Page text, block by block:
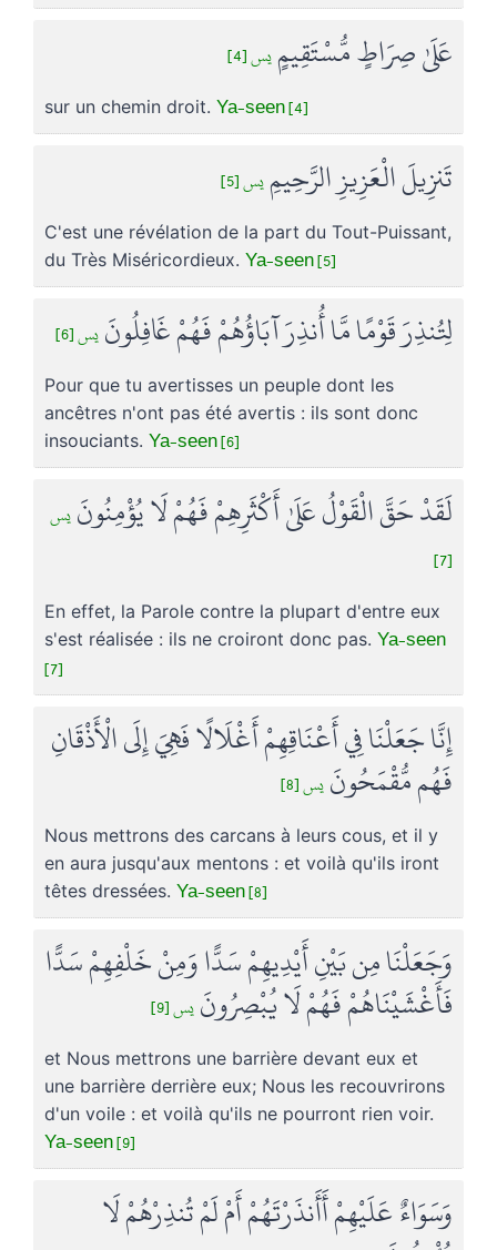
عَلَىٰ صِرَاطٍ مُّسْتَقِيمٍ يس [4]
sur un chemin droit. Ya-seen [4]
تَنزِيلَ الْعَزِيزِ الرَّحِيمِ يس [5]
C'est une révélation de la part du Tout-Puissant,
du Très Miséricordieux. Ya-seen [5]
لِتُنذِرَ قَوْمًا مَّا أُنذِرَ آبَاؤُهُمْ فَهُمْ غَافِلُونَ يس [6]
Pour que tu avertisses un peuple dont les
ancêtres n'ont pas été avertis : ils sont donc
insouciants. Ya-seen [6]
لَقَدْ حَقَّ الْقَوْلُ عَلَىٰ أَكْثَرِهِمْ فَهُمْ لَا يُؤْمِنُونَ يس
[7]
En effet, la Parole contre la plupart d'entre eux
s'est réalisée : ils ne croiront donc pas. Ya-seen
[7]
إِنَّا جَعَلْنَا فِي أَعْنَاقِهِمْ أَغْلَالًا فَهِيَ إِلَى الْأَذْقَانِ
فَهُم مُّقْمَحُونَ يس [8]
Nous mettrons des carcans à leurs cous, et il y
en aura jusqu'aux mentons : et voilà qu'ils iront
têtes dressées. Ya-seen [8]
وَجَعَلْنَا مِن بَيْنِ أَيْدِيهِمْ سَدًّا وَمِنْ خَلْفِهِمْ سَدًّا
فَأَغْشَيْنَاهُمْ فَهُمْ لَا يُبْصِرُونَ يس [9]
et Nous mettrons une barrière devant eux et
une barrière derrière eux; Nous les recouvrirons
d'un voile : et voilà qu'ils ne pourront rien voir.
Ya-seen [9]
وَسَوَاءٌ عَلَيْهِمْ أَأَنذَرْتَهُمْ أَمْ لَمْ تُنذِرْهُمْ لَا